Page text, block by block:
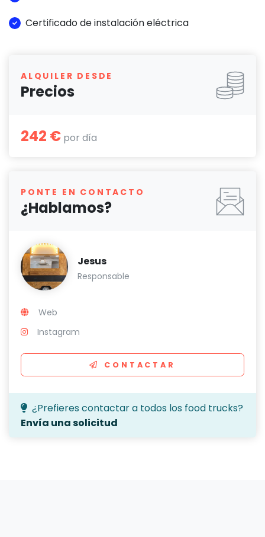
Certificado de instalación eléctrica
ALQUILER DESDE
Precios
242 € por día
PONTE EN CONTACTO
¿Hablamos?
Jesus
Responsable
Web
Instagram
CONTACTAR
¿Prefieres contactar a todos los food trucks?
Envía una solicitud